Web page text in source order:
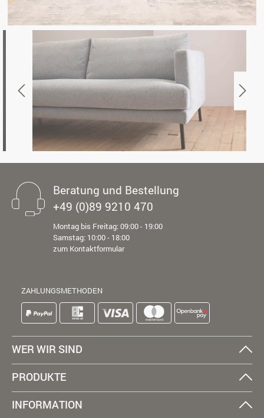
Beratung und Bestellung
+49 (0)89 9210 470
Montag bis Freitag: 09:00 - 19:00
Samstag: 10:00 - 18:00
zum Kontaktformular
ZAHLUNGSMETHODEN
WER WIR SIND
PRODUKTE
INFORMATION